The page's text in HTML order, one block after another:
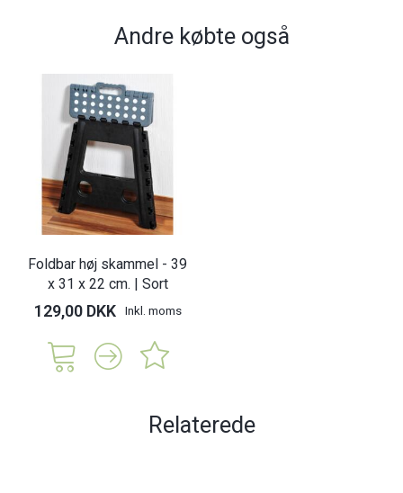
Andre købte også
Foldbar høj skammel - 39
x 31 x 22 cm. | Sort
129,00 DKK Inkl. moms
Relaterede